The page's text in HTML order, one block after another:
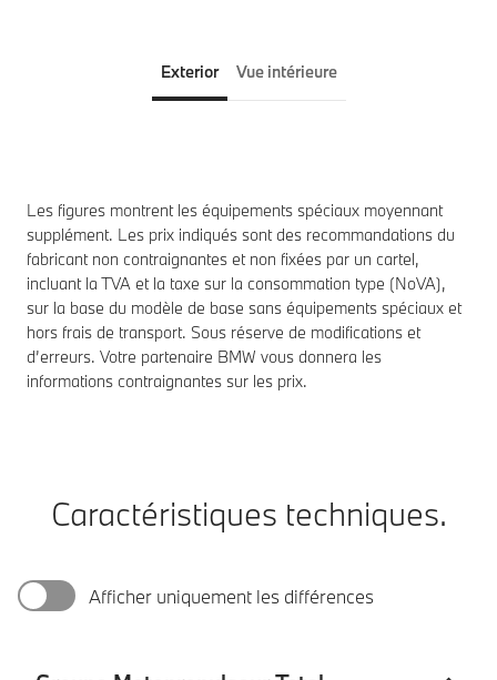
Exterior Vue intérieure
Les figures montrent les équipements spéciaux moyennant
supplément. Les prix indiqués sont des recommandations du
fabricant non contraignantes et non fixées par un cartel,
incluant la TVA et la taxe sur la consommation type (NoVA),
sur la base du modèle de base sans équipements spéciaux et
hors frais de transport. Sous réserve de modifications et
d’erreurs. Votre partenaire BMW vous donnera les
informations contraignantes sur les prix.
Caractéristiques techniques.
Afficher uniquement les différences